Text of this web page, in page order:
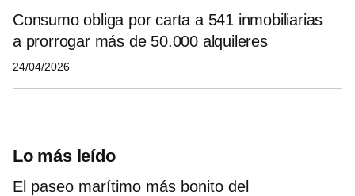
Consumo obliga por carta a 541 inmobiliarias
a prorrogar más de 50.000 alquileres
24/04/2026
Lo más leído
El paseo marítimo más bonito del